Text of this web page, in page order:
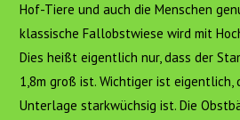
Hof-Tiere und auch die Menschen
klassische Fallobstwiese wird mit
Dies heißt eigentlich nur, dass der
1,8m groß ist. Wichtiger ist eigentlich,
Unterlage starkwüchsig ist. Die